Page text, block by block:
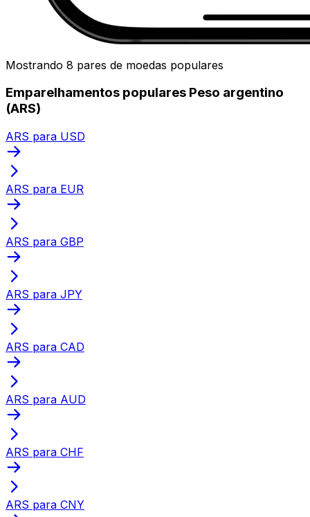
Mostrando 8 pares de moedas populares
Emparelhamentos populares Peso argentino
(ARS)
ARS para USD
ARS para EUR
ARS para GBP
ARS para JPY
ARS para CAD
ARS para AUD
ARS para CHF
ARS para CNY